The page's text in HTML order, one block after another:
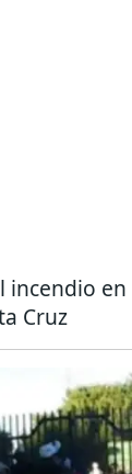
incendio
Cruz